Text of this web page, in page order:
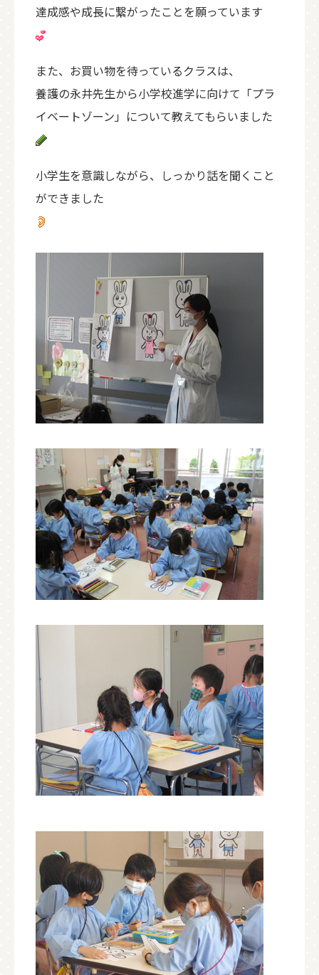
達成感や成長に繋がったことを願っています
また、お買い物を待っているクラスは、
養護の永井先生から小学校進学に向けて「プラ
イベートゾーン」について教えてもらいました
小学生を意識しながら、しっかり話を聞くこと
ができました